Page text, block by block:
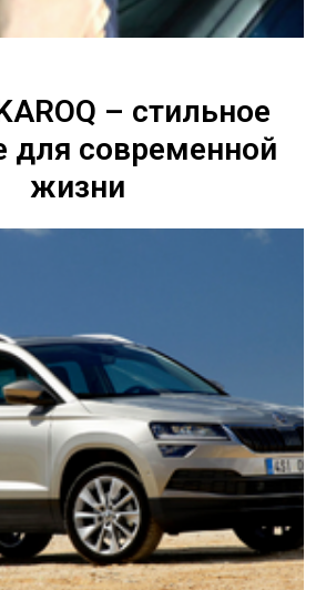
– стильное
для современной
жизни